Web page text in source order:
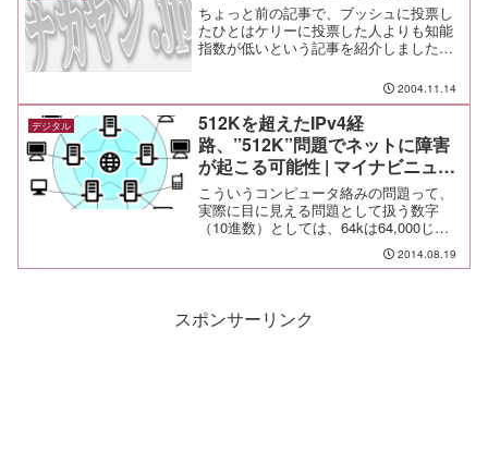
ちょっと前の記事で、ブッシュに投票し
たひとはケリーに投票した人よりも知能
指数が低いという記事を紹介しました
で。 年収をもとに割り出したものだそ
うな。 ただ、このでっち上げには、多
くの人がひっかかった。 実は、そこに
大きな問題が潜んでいたという分析が出
ている。 人種性...
2004.11.14
デジタル
512Kを超えたIPv4経
路、”512K”問題でネットに障害
が起こる可能性 | マイナビニュー
ス
こういうコンピュータ絡みの問題って、
実際に目に見える問題として扱う数字
（10進数）としては、64kは64,000じゃ
なくて65,535であるとか、512kは
512,000じゃなくて524,288のように、少
2014.08.19
スポンサーリンク